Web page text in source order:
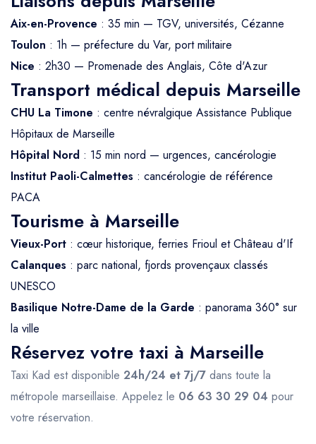
Aix-en-Provence : 35 min — TGV, universités, Cézanne
Toulon : 1h — préfecture du Var, port militaire
Nice : 2h30 — Promenade des Anglais, Côte d'Azur
Transport médical depuis Marseille
CHU La Timone : centre névralgique Assistance Publique
Hôpitaux de Marseille
Hôpital Nord : 15 min nord — urgences, cancérologie
Institut Paoli-Calmettes : cancérologie de référence
PACA
Tourisme à Marseille
Vieux-Port : cœur historique, ferries Frioul et Château d'If
Calanques : parc national, fjords provençaux classés
UNESCO
Basilique Notre-Dame de la Garde : panorama 360° sur
la ville
Réservez votre taxi à Marseille
Taxi Kad est disponible 24h/24 et 7j/7 dans toute la
métropole marseillaise. Appelez le 06 63 30 29 04 pour
votre réservation.